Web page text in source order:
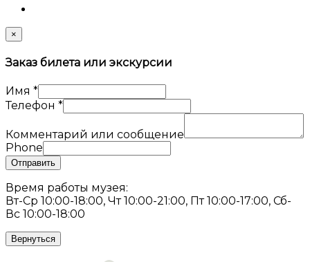
×
Заказ билета или экскурсии
Имя *
Телефон *
Комментарий или сообщение
Phone
Отправить
Время работы музея:
Вт-Ср 10:00-18:00, Чт 10:00-21:00, Пт 10:00-17:00, Сб-
Вс 10:00-18:00
Вернуться